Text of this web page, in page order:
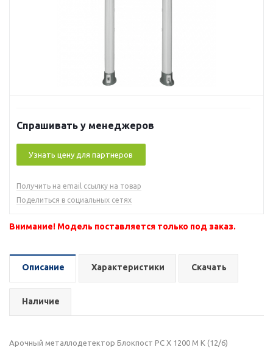
Спрашивать у менеджеров
Узнать цену для партнеров
Получить на email ссылку на товар
Поделиться в социальных сетях
Внимание! Модель поставляется только под заказ.
Описание Характеристики Скачать
Наличие
Арочный металлодетектор Блокпост РС Х 1200 M K (12/6)